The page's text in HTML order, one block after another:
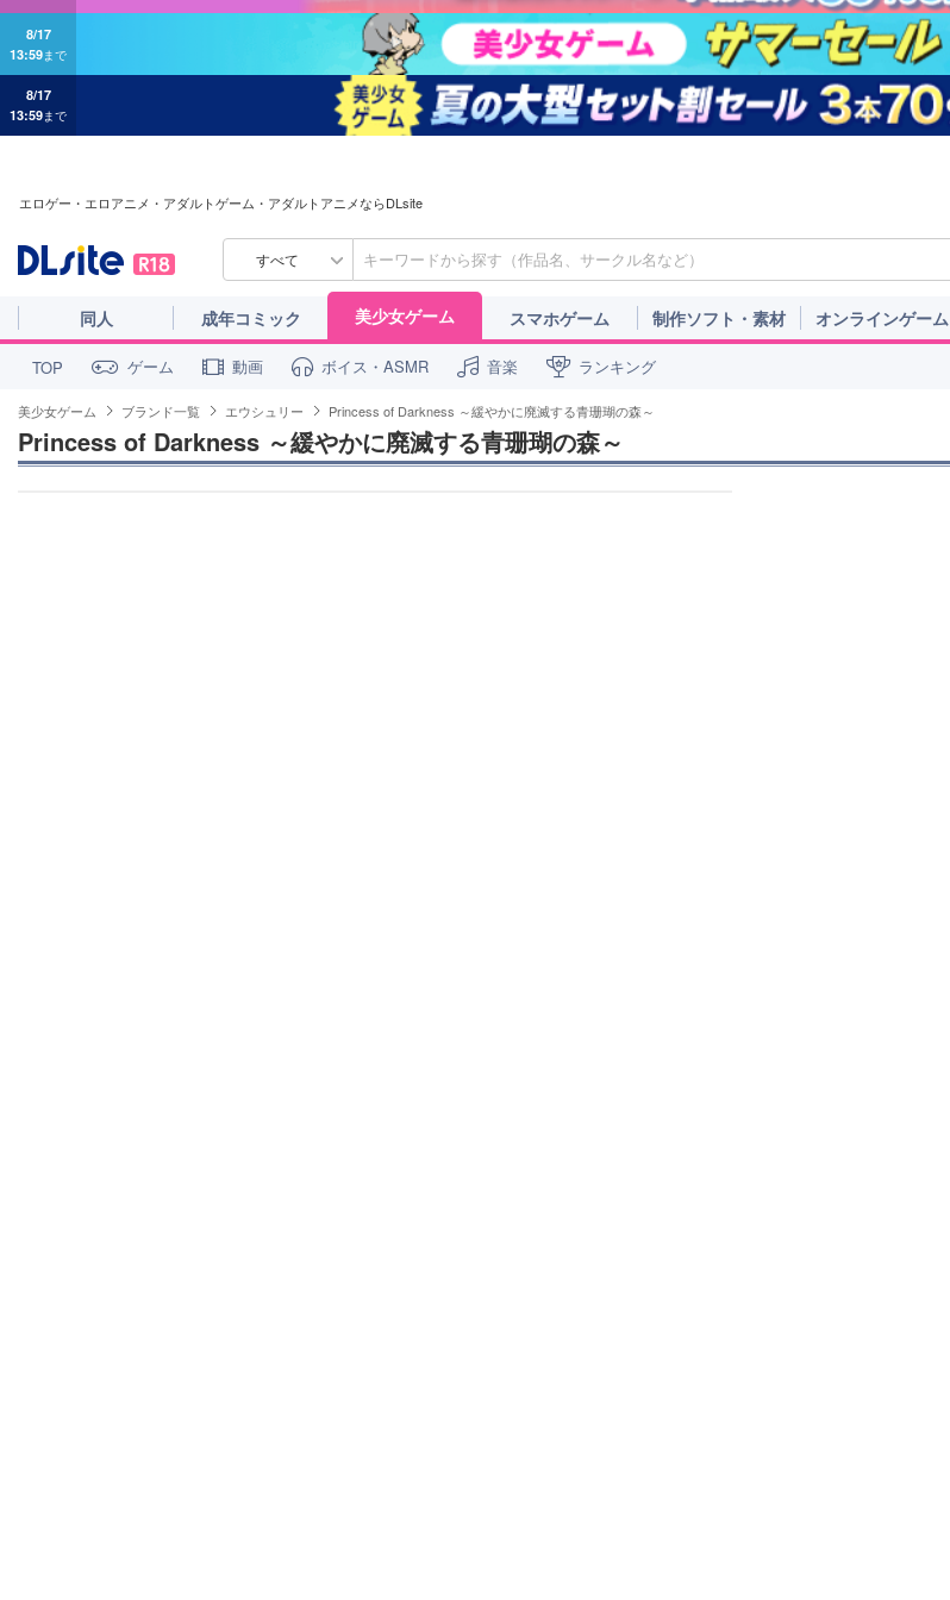
13:59まで
8/17
13:59まで
エロゲー・エロアニメ・アダルトゲーム・アダルトアニメならDLsite
すべて
同人 成年コミック 美少女ゲーム スマホゲーム 制作ソフト・素材 オンラインゲーム
TOP ゲーム 動画 ボイス・ASMR 音楽 ランキング
美少女ゲーム ブランド一覧 エウシュリー Princess of Darkness ～緩やかに廃滅する青珊瑚の森～
Princess of Darkness ～緩やかに廃滅する青珊瑚の森～